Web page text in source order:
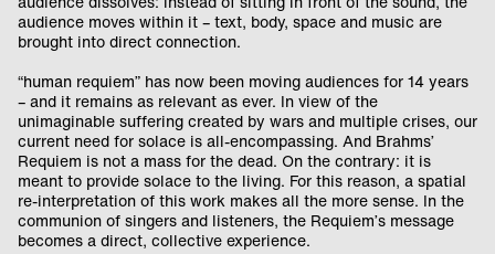
audience moves within it – text, body, space and music are
brought into direct connection.
“human requiem” has now been moving audiences for 14 years
– and it remains as relevant as ever. In view of the
unimaginable suffering created by wars and multiple crises, our
current need for solace is all-encompassing. And Brahms’
Requiem is not a mass for the dead. On the contrary: it is
meant to provide solace to the living. For this reason, a spatial
re-interpretation of this work makes all the more sense. In the
communion of singers and listeners, the Requiem’s message
becomes a direct, collective experience.